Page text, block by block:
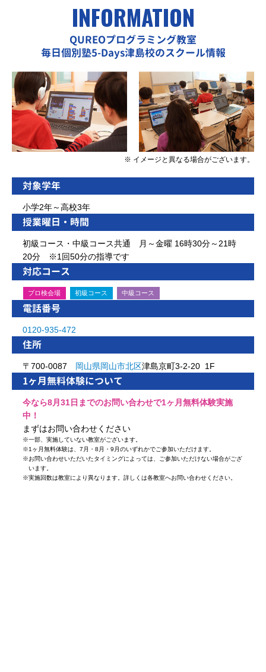
INFORMATION
QUREOプログラミング教室
毎日個別塾5-Days津島校のスクール情報
※ イメージと異なる場合がございます。
対象学年
小学2年～高校3年
授業曜日・時間
初級コース・中級コース共通 月～金曜 16時30分～21時
20分 ※1回50分の指導です
対応コース
プロ検会場 初級コース 中級コース
電話番号
0120-935-472
住所
〒700-0087 岡山県岡山市北区津島京町3-2-20 1F
1ヶ月無料体験について
今なら8月31日までのお問い合わせで1ヶ月無料体験実施
中！
まずはお問い合わせください
※一部、実施していない教室がございます。
※1ヶ月無料体験は、7月・8月・9月のいずれかでご参加いただけます。
※お問い合わせいただいたタイミングによっては、ご参加いただけない場合がござ
います。
※実施回数は教室により異なります。詳しくは各教室へお問い合わせください。